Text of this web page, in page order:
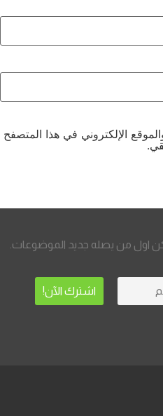
الإلكتروني في هذا المتصفح
تكن اول من يصله جديد الموضوعات.